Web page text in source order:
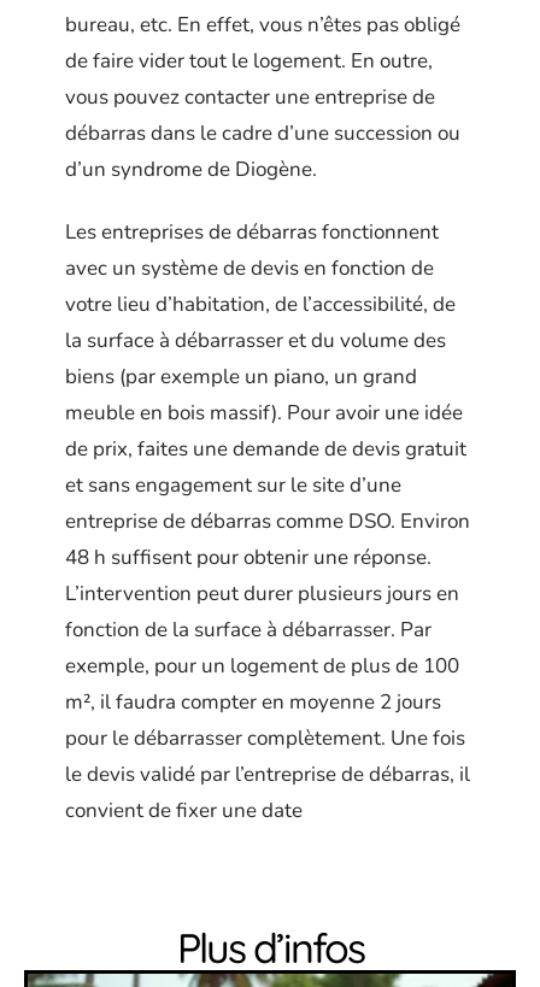
bureau, etc. En effet, vous n’êtes pas obligé
de faire vider tout le logement. En outre,
vous pouvez contacter une entreprise de
débarras dans le cadre d’une succession ou
d’un syndrome de Diogène.
Les entreprises de débarras fonctionnent
avec un système de devis en fonction de
votre lieu d’habitation, de l’accessibilité, de
la surface à débarrasser et du volume des
biens (par exemple un piano, un grand
meuble en bois massif). Pour avoir une idée
de prix, faites une demande de devis gratuit
et sans engagement sur le site d’une
entreprise de débarras comme DSO. Environ
48 h suffisent pour obtenir une réponse.
L’intervention peut durer plusieurs jours en
fonction de la surface à débarrasser. Par
exemple, pour un logement de plus de 100
m², il faudra compter en moyenne 2 jours
pour le débarrasser complètement. Une fois
le devis validé par l’entreprise de débarras, il
convient de fixer une date
Plus d’infos